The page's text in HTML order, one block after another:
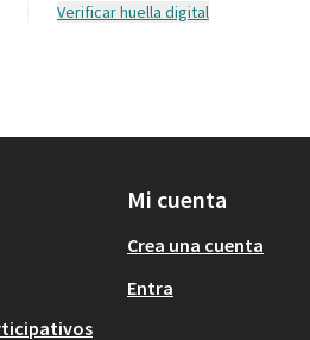
Verificar huella digital
Mi cuenta
Crea una cuenta
Entra